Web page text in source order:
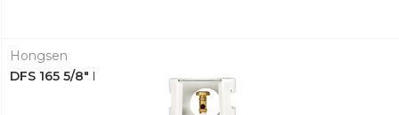
Hongsen
DFS 165 5/8" DRAYER RAKORLU